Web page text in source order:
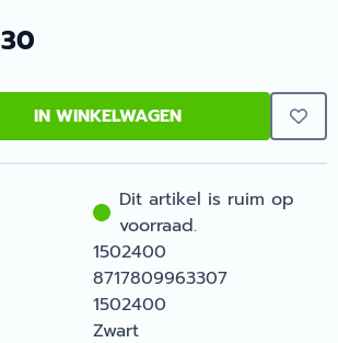
IN WINKELWAGEN
Dit artikel is ruim op
voorraad.
1502400
8717809963307
1502400
Zwart